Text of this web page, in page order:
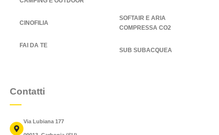
CINOFILIA
FAI DA TE
SOFTAIR E ARIA
COMPRESSA CO2
SUB SUBACQUEA
Contatti
Via Lubiana 177